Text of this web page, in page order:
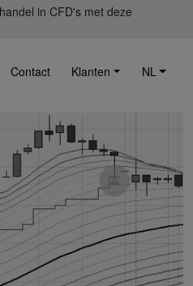
in CFD's met deze
Contact Klanten NL